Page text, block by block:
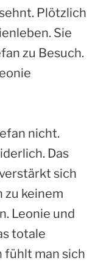
Plötzlich
Sie
zu Besuch.
nicht.
Das
sich
zu keinem
Leonie und
totale
fühlt man sich